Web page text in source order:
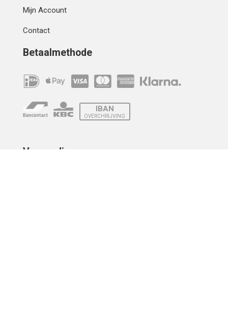
Mijn Account
Contact
Betaalmethode
IBAN
OVERCHRIJVING
Verzending